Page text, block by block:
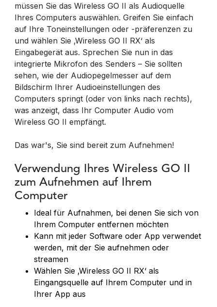
müssen Sie das Wireless GO II als Audioquelle
Ihres Computers auswählen. Greifen Sie einfach
auf Ihre Toneinstellungen oder -präferenzen zu
und wählen Sie ‚Wireless GO II RX‘ als
Eingabegerät aus. Sprechen Sie nun in das
integrierte Mikrofon des Senders – Sie sollten
sehen, wie der Audiopegelmesser auf dem
Bildschirm Ihrer Audioeinstellungen des
Computers springt (oder von links nach rechts),
was anzeigt, dass Ihr Computer Audio vom
Wireless GO II empfängt.
Das war's, Sie sind bereit zum Aufnehmen!
Verwendung Ihres Wireless GO II
zum Aufnehmen auf Ihrem
Computer
Ideal für Aufnahmen, bei denen Sie sich von
Ihrem Computer entfernen möchten
Kann mit jeder Software oder App verwendet
werden, mit der Sie aufnehmen oder
streamen
Wählen Sie ‚Wireless GO II RX‘ als
Eingangsquelle auf Ihrem Computer und in
Ihrer App aus